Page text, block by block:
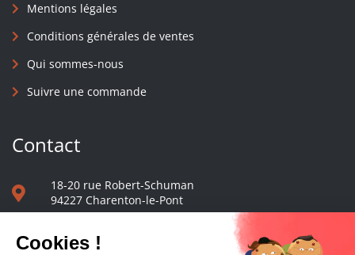
Mentions légales
Conditions générales de ventes
Qui sommes-nous
Suivre une commande
Contact
18-20 rue Robert-Schuman
94227 Charenton-le-Pont